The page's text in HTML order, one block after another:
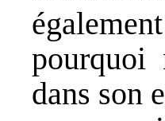
pourquoi
dans son